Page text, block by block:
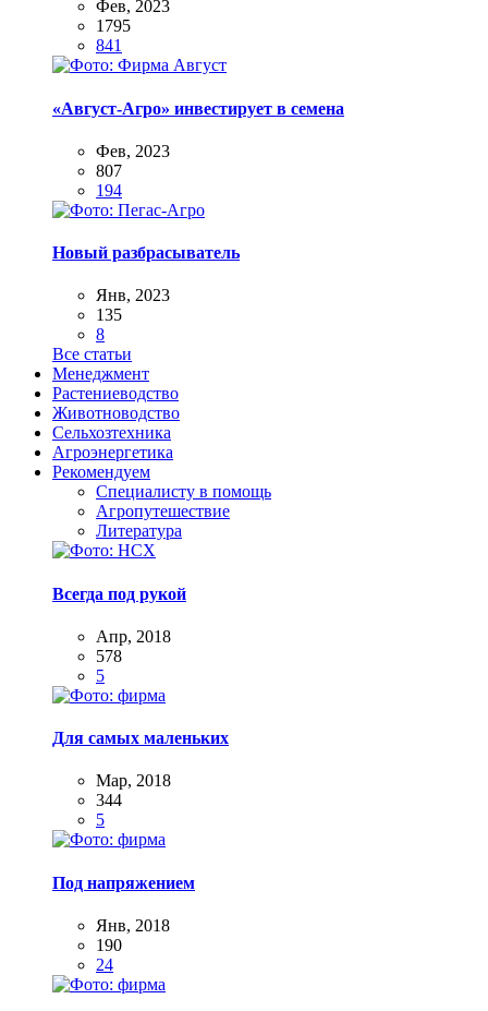
Фев, 2023
1795
841
«Август-Агро» инвестирует в семена
Фев, 2023
807
194
Новый разбрасыватель
Янв, 2023
135
8
Все статьи
Менеджмент
Растениеводство
Животноводство
Сельхозтехника
Агроэнергетика
Рекомендуем
Специалисту в помощь
Агропутешествие
Литература
Всегда под рукой
Апр, 2018
578
5
Для самых маленьких
Мар, 2018
344
5
Под напряжением
Янв, 2018
190
24